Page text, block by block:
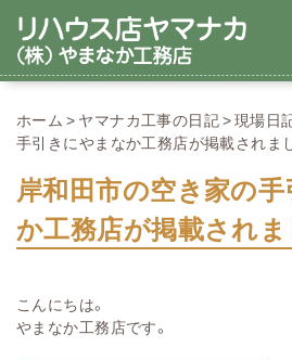
ホーム ヤマナカ工事の日記 現場日
手引きにやまなか工務店が掲載されま
岸和田市の空き家の
か工務店が掲載され
こんにちは。
やまなか工務店です。